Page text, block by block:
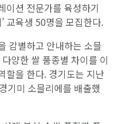
이션 전문가를 육성하기
교육생 50명을 모집한다.
감별하고 안내하는 소믈
양한 쌀 품종별 차이를 이
할을 한다. 경기도는 지난
기미 소믈리에를 배출했